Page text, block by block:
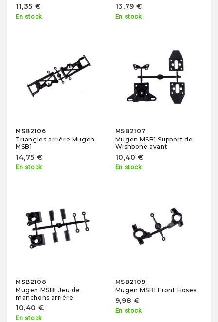
11,35 €
En stock
13,79 €
En stock
MSB2106
Triangles arrière Mugen
MSB1
14,75 €
En stock
MSB2107
Mugen MSB1 Support de
Wishbone avant
10,40 €
En stock
MSB2108
Mugen MSB1 Jeu de
manchons arrière
10,40 €
En stock
MSB2109
Mugen MSB1 Front Hoses
9,98 €
En stock